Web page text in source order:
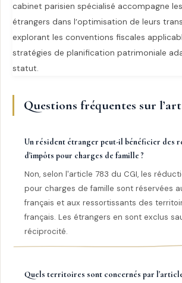
cabinet parisien spécialisé accompagne
étrangers dans l’optimisation de leurs
explorant les conventions fiscales
stratégies de planification patrimoniale
statut.
Questions fréquentes sur
Un résident étranger peut-il bénéficier des
d'impôts pour charges de famille ?
Non, selon l'article 783 du CGI, les
pour charges de famille sont réservées
français et aux ressortissants des
français. Les étrangers en sont exclus
réciprocité.
Quels territoires sont concernés par l'article